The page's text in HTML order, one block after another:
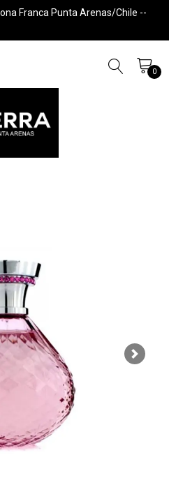
Franca Punta Arenas/Chile --
0
Next